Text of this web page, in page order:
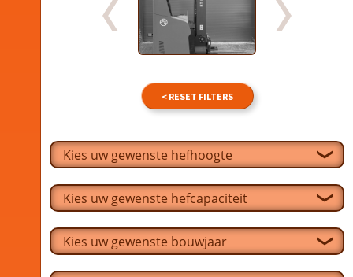
< RESET FILTERS